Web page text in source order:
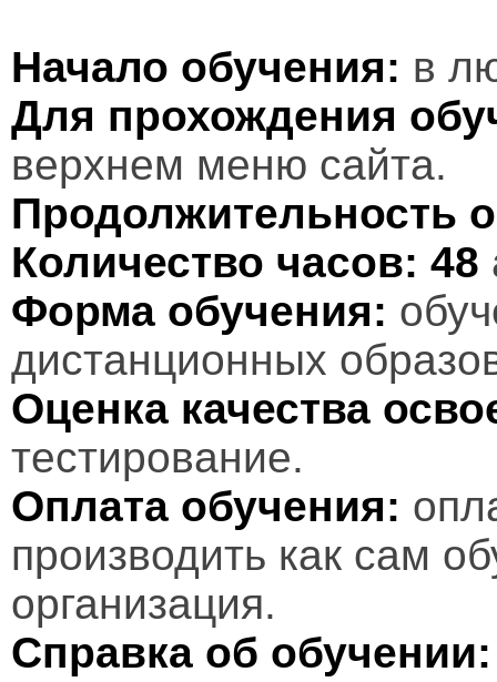
Начало обучения: в
Для прохождения
верхнем меню сайта.
Продолжительность
Количество часов: 48
Форма обучения:
дистанционных
Оценка качества
тестирование.
Оплата обучения:
производить как сам
организация.
Справка об обучении: